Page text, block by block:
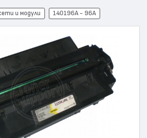
EUR
и модули 140196A - 96A